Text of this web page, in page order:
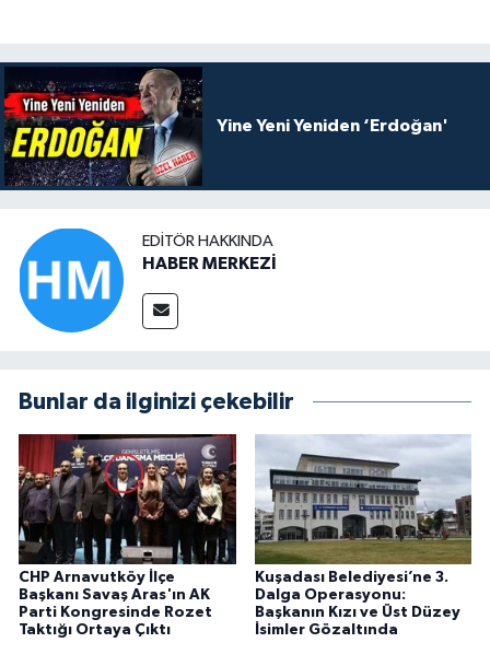
Yine Yeni Yeniden ‘Erdoğan'
EDITÖR HAKKINDA
HABER MERKEZİ
Bunlar da ilginizi çekebilir
CHP Arnavutköy İlçe
Başkanı Savaş Aras'ın AK
Parti Kongresinde Rozet
Taktığı Ortaya Çıktı
Kuşadası Belediyesi’ne 3.
Dalga Operasyonu:
Başkanın Kızı ve Üst Düzey
İsimler Gözaltında